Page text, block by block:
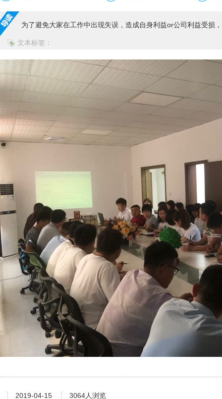
为了避免大家在工作中出现失误，造成自身利益or公司利益受
文本标签：
2019-04-15 3064人浏览